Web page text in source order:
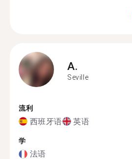
A.
Seville
流利
西班牙语 英语
学
法语